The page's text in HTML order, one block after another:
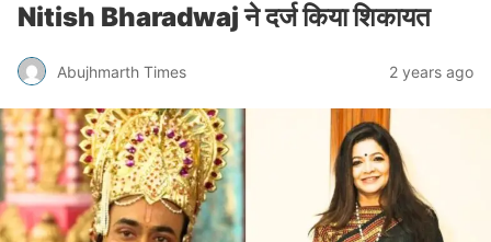
Nitish Bharadwaj ने दर्ज किया शिकायत
Abujhmarth Times 2 years ago